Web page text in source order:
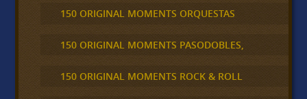
150 ORIGINAL MOMENTS ORQUESTAS
150 ORIGINAL MOMENTS PASODOBLES,
150 ORIGINAL MOMENTS ROCK & ROLL